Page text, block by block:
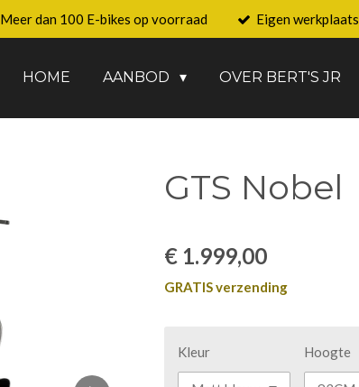
Meer dan 100 E-bikes op voorraad Eigen werkplaats
HOME AANBOD OVER BERT'S JR
GTS Nobel
€ 1.999,00
GRATIS verzending
Kleur Hoogte